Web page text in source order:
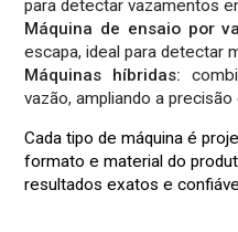
para detectar vazamentos
Máquina de ensaio por
escapa, ideal para detectar
Máquinas híbridas:
vazão, ampliando a
Cada tipo de máquina é
formato e material do
resultados exatos e